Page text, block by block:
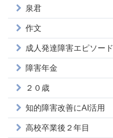
泉君
作文
成人発達障害エピソード
障害年金
２０歳
知的障害改善にAI活用
高校卒業後２年目